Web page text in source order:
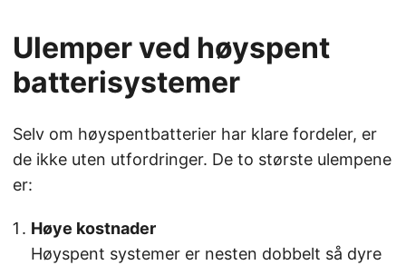
Ulemper ved høyspent
batterisystemer
Selv om høyspentbatterier har klare fordeler, er
de ikke uten utfordringer. De to største ulempene
er:
Høye kostnader
Høyspent systemer er nesten dobbelt så dyre